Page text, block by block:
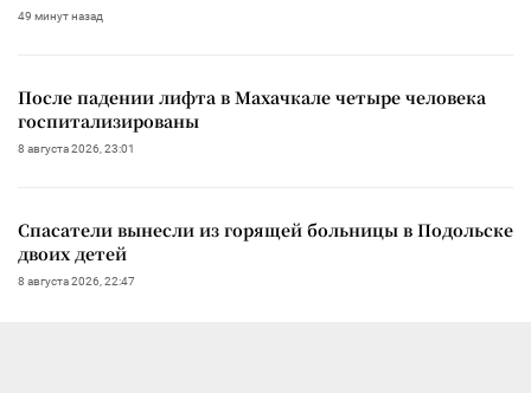
49 минут назад
После падении лифта в Махачкале четыре человека
госпитализированы
8 августа 2026, 23:01
Спасатели вынесли из горящей больницы в Подольске
двоих детей
8 августа 2026, 22:47